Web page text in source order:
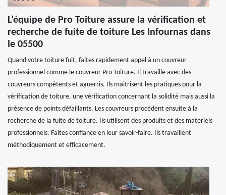
L’équipe de Pro Toiture assure la vérification et
recherche de fuite de toiture Les Infournas dans
le 05500
Quand votre toiture fuit, faites rapidement appel à un couvreur
professionnel comme le couvreur Pro Toiture. Il travaille avec des
couvreurs compétents et aguerris. Ils maitrisent les pratiques pour la
vérification de toiture, une vérification concernant la solidité mais aussi la
présence de points défaillants. Les couvreurs procèdent ensuite à la
recherche de la fuite de toiture. Ils utilisent des produits et des matériels
professionnels. Faites confiance en leur savoir-faire. Ils travaillent
méthodiquement et efficacement.